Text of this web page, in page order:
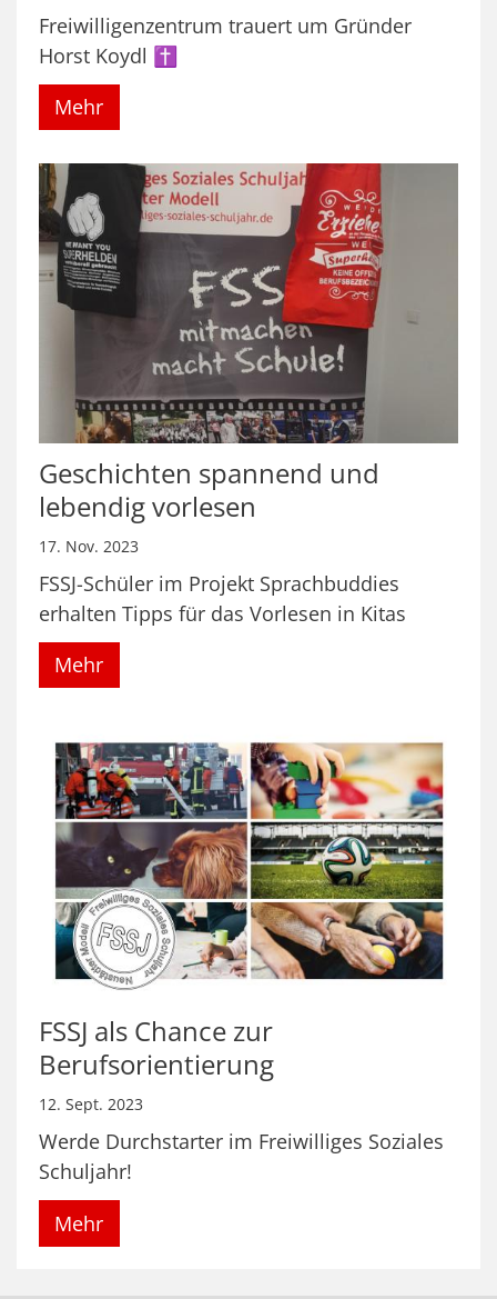
Freiwilligenzentrum trauert um Gründer
Horst Koydl ✝
Mehr
Geschichten spannend und
lebendig vorlesen
17. Nov. 2023
FSSJ-Schüler im Projekt Sprachbuddies
erhalten Tipps für das Vorlesen in Kitas
Mehr
FSSJ als Chance zur
Berufsorientierung
12. Sept. 2023
Werde Durchstarter im Freiwilliges Soziales
Schuljahr!
Mehr